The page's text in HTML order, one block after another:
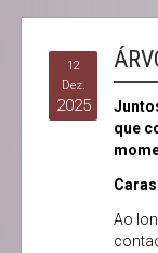
12
Dez.
2025
que
Ao